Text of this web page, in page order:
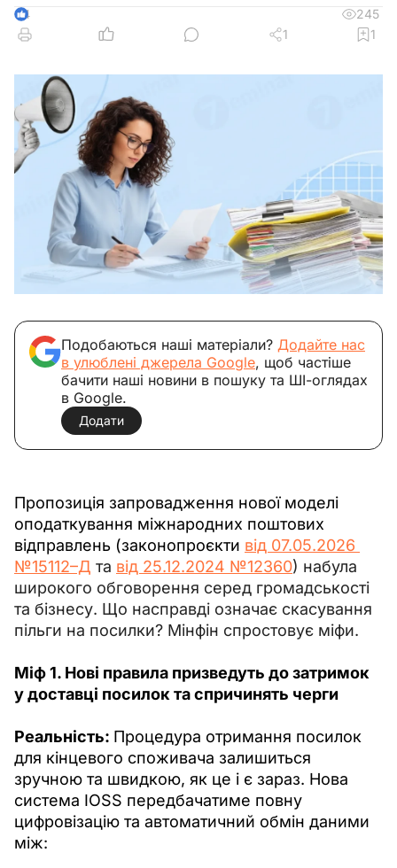
4
245
1
1
Подобаються наші матеріали? Додайте нас
в улюблені джерела Google, щоб частіше
бачити наші новини в пошуку та ШІ-оглядах
в Google.
Додати
Пропозиція запровадження нової моделі
оподаткування міжнародних поштових
відправлень (законопроєкти від 07.05.2026
№15112–Д та від 25.12.2024 №12360) набула
широкого обговорення серед громадськості
та бізнесу. Що насправді означає скасування
пільги на посилки? Мінфін спростовує міфи.
Міф 1. Нові правила призведуть до затримок
у доставці посилок та спричинять черги
Реальність: Процедура отримання посилок
для кінцевого споживача залишиться
зручною та швидкою, як це і є зараз. Нова
система IOSS передбачатиме повну
цифровізацію та автоматичний обмін даними
між: